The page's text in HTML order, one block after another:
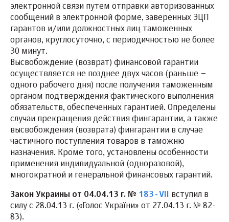
электронной связи путем отправки авторизованных
сообщений в электронной форме, заверенных ЭЦП
гарантов и/или должностных лиц таможенных
органов, круглосуточно, с периодичностью не более
30 минут.
Высвобождение (возврат) финансовой гарантии
осуществляется не позднее двух часов (раньше –
одного рабочего дня) после получения таможенным
органом подтверждения фактического выполнения
обязательств, обеспеченных гарантией. Определены
случаи прекращения действия фингарантии, а также
высвобождения (возврата) фингарантии в случае
частичного поступления товаров в таможню
назначения. Кроме того, установлены особенности
применения индивидуальной (одноразовой),
многократной и генеральной финансовых гарантий.
Закон Украины от 04.04.13 г. № 183-VII
вступил в
силу с 28.04.13 г. («Голос України» от 27.04.13 г. № 82-
83).